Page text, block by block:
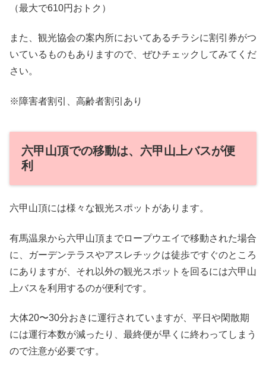
（最大で610円おトク）
また、観光協会の案内所においてあるチラシに割引券がつ
いているものもありますので、ぜひチェックしてみてくだ
さい。
※障害者割引、高齢者割引あり
六甲山頂での移動は、六甲山上バスが便
利
六甲山頂には様々な観光スポットがあります。
有馬温泉から六甲山頂までロープウエイで移動された場合
に、ガーデンテラスやアスレチックは徒歩ですぐのところ
にありますが、それ以外の観光スポットを回るには六甲山
上バスを利用するのが便利です。
大体20〜30分おきに運行されていますが、平日や閑散期
には運行本数が減ったり、最終便が早くに終わってしまう
ので注意が必要です。